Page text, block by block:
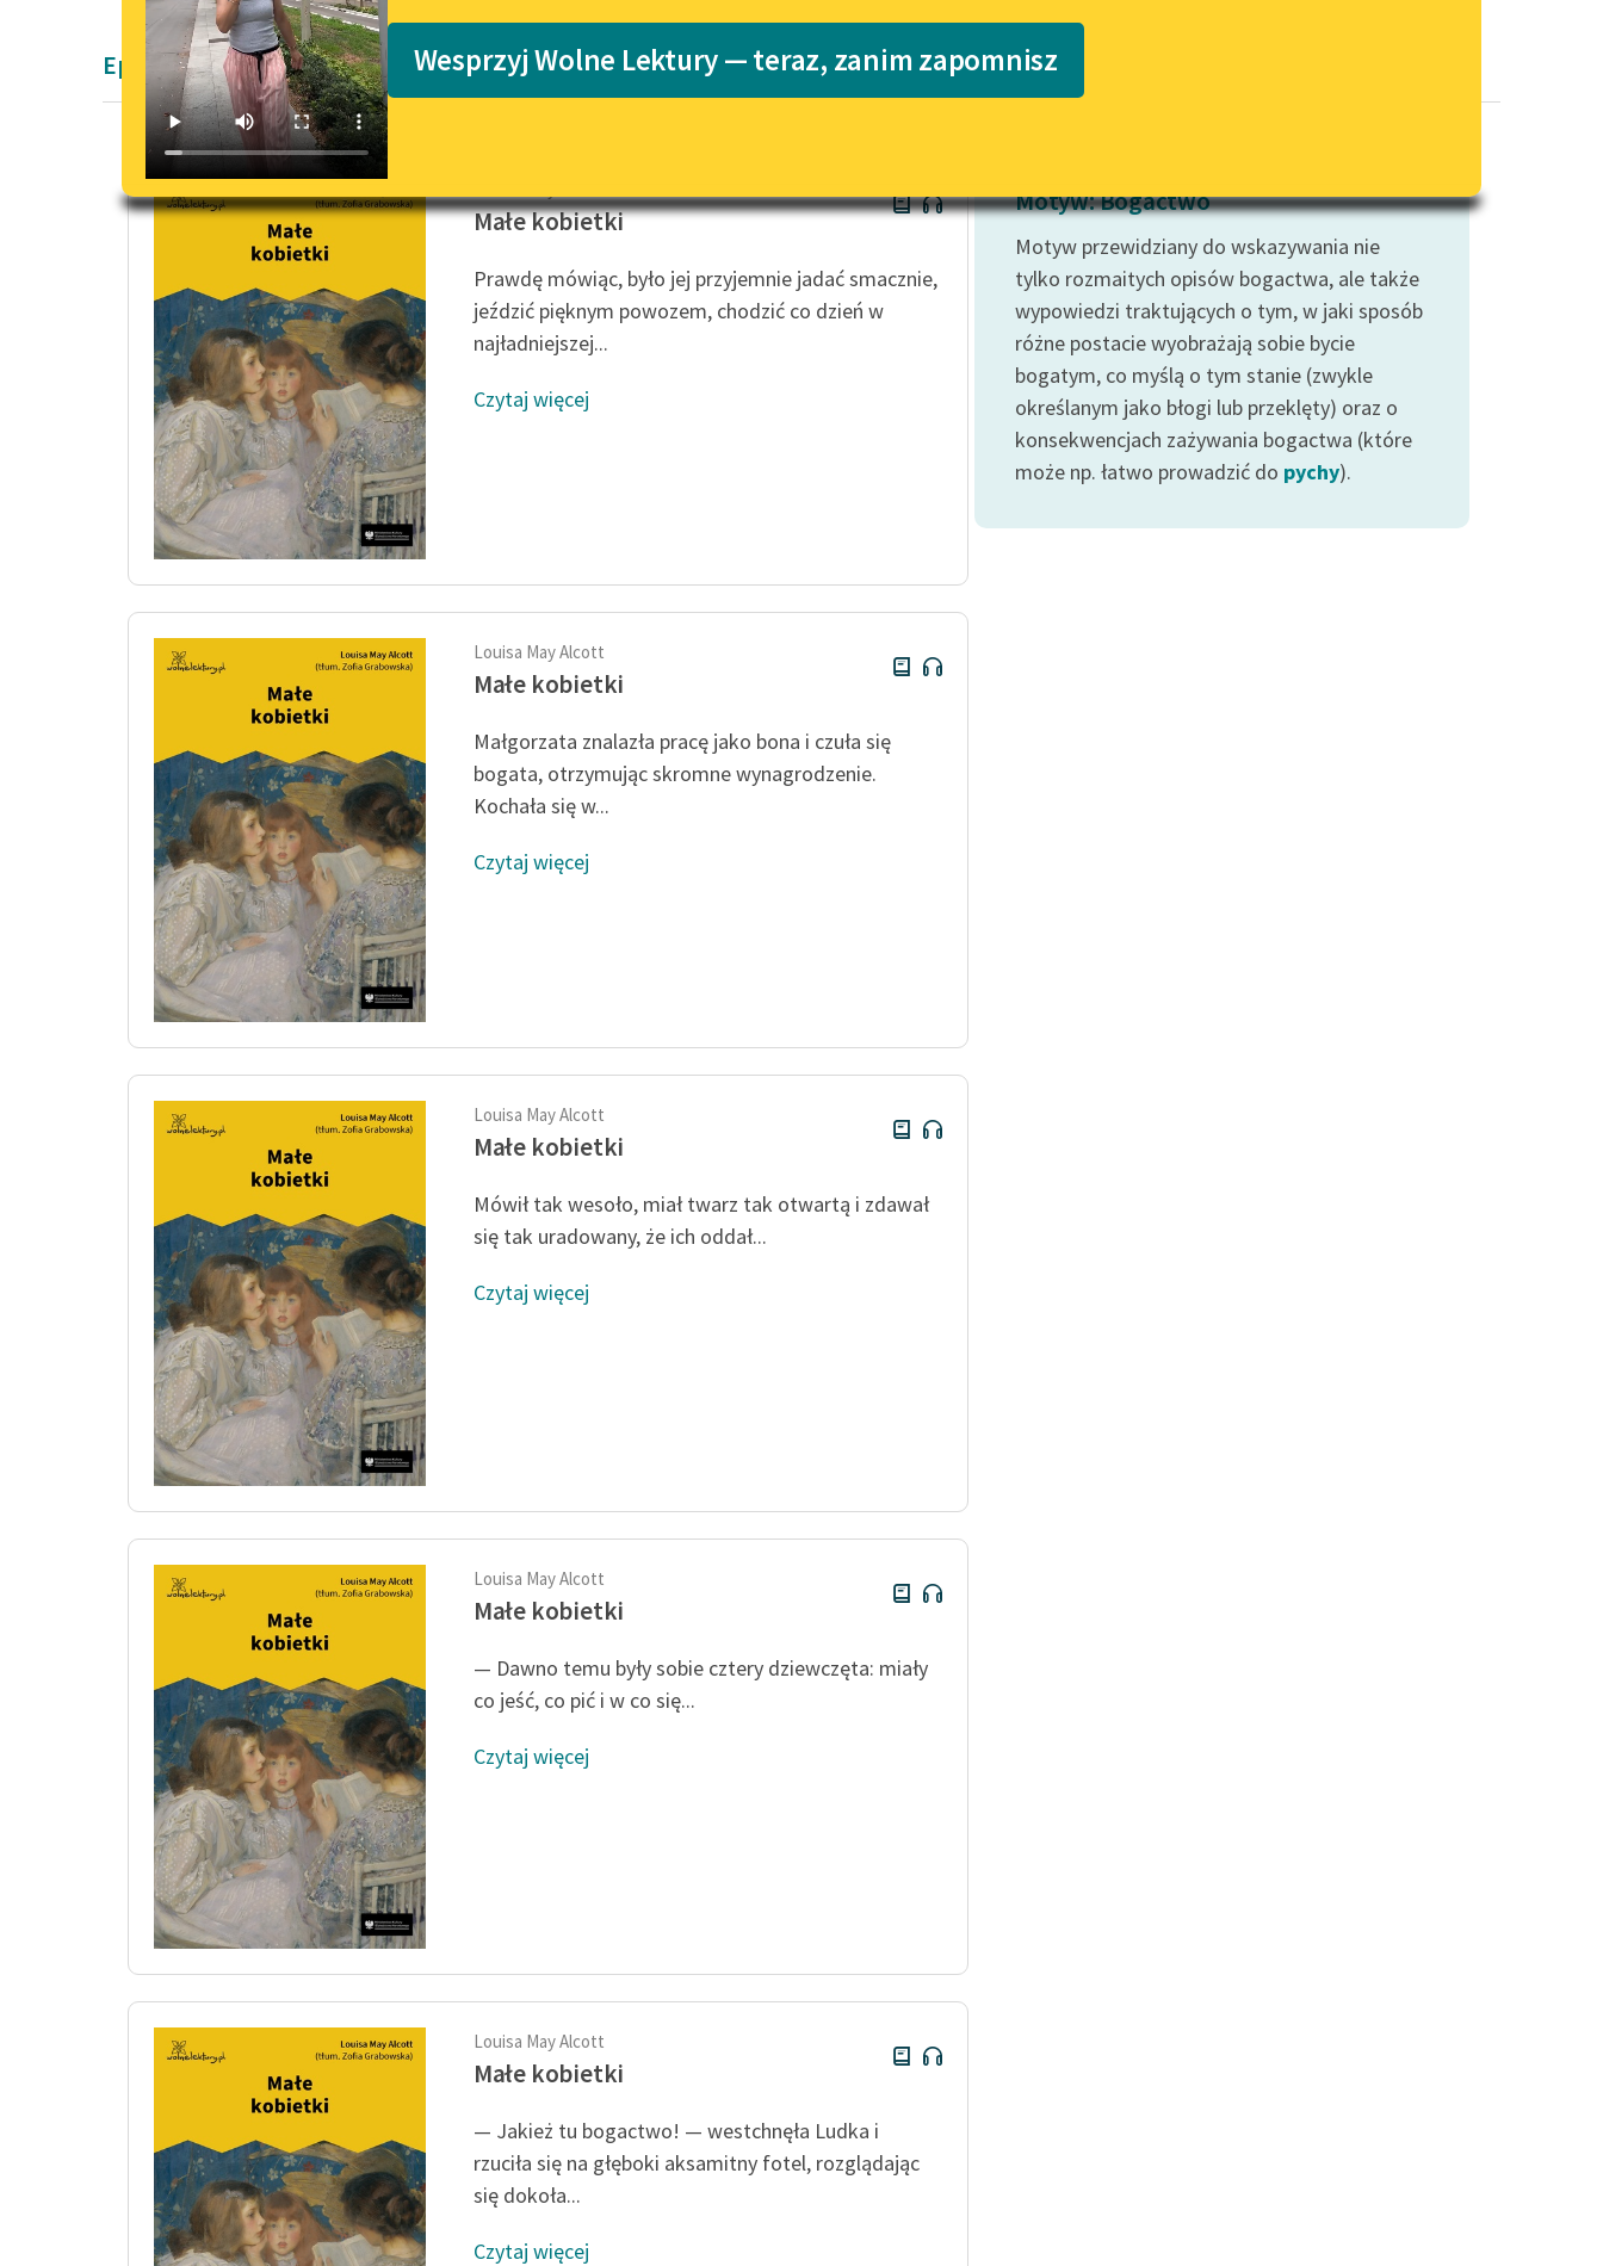
niepełnosprawnościami
literatury do słuchania dla
uczennic i uczniów z
niepełnosprawnościami
Katalog
Katalog w formacie PDF
wrażliwych
Deklaracja dostępności
Wesprzyj Wolne Lektury — teraz, zanim zapomnisz
Epika Pozytywizm
Małe kobietki
Prawdę mówiąc, było jej przyjemnie jadać smacznie,
jeździć pięknym powozem, chodzić co dzień w
najładniejszej...
Czytaj więcej
Louisa May Alcott
Małe kobietki
Małgorzata znalazła pracę jako bona i czuła się
bogata, otrzymując skromne wynagrodzenie.
Kochała się w...
Czytaj więcej
Louisa May Alcott
Małe kobietki
Mówił tak wesoło, miał twarz tak otwartą i zdawał
się tak uradowany, że ich oddał...
Czytaj więcej
Louisa May Alcott
Małe kobietki
— Dawno temu były sobie cztery dziewczęta: miały
co jeść, co pić i w co się...
Czytaj więcej
Louisa May Alcott
Małe kobietki
— Jakież tu bogactwo! — westchnęła Ludka i
rzuciła się na głęboki aksamitny fotel, rozglądając
się dokoła...
Czytaj więcej
Motyw: Bogactwo
Motyw przewidziany do wskazywania nie
tylko rozmaitych opisów bogactwa, ale także
wypowiedzi traktujących o tym, w jaki sposób
różne postacie wyobrażają sobie bycie
bogatym, co myślą o tym stanie (zwykle
określanym jako błogi lub przeklęty) oraz o
konsekwencjach zażywania bogactwa (które
może np. łatwo prowadzić do pychy).